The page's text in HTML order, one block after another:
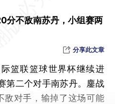
股V型反转
分不敌南苏丹，小组赛两
分享此文章
篮联篮球世界杯继续进
第二个对手南苏丹。鏖战
敌对手，输掉了这场可能